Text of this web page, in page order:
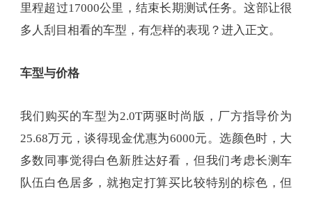
里程超过17000公里，结束长期测试任务。这部让很
多人刮目相看的车型，有怎样的表现？进入正文。
车型与价格
我们购买的车型为2.0T两驱时尚版，厂方指导价为
25.68万元，谈得现金优惠为6000元。选颜色时，大
多数同事觉得白色新胜达好看，但我们考虑长测车
队伍白色居多，就抱定打算买比较特别的棕色，但